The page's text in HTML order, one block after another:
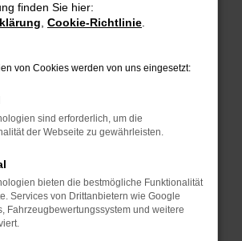
Webseiten, zum Beispiel deine
Seiten verhindern.
die Seite in einem anderen Browser
privaten Fenster?
helfen, vorübergehende
beheben.
dass dein Browser und dein
auf dem neuesten Stand sind.
finden Sie hier:
Cookie-Richtlinie
von Cookies werden von uns eingesetzt:
sind erforderlich, um die
der Webseite zu gewährleisten.
bieten die bestmögliche Funktionalität
Services von Drittanbietern wie Google
Fahrzeugbewertungssystem und weitere